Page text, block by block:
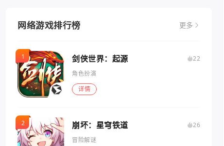
网络游戏排行榜 更多
剑侠世界：起源
22
角色扮演
详情
崩坏：星穹铁道
26
冒险解谜